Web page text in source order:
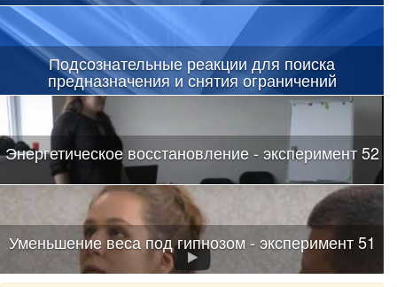
Подсознательные реакции для поиска
предназначения и снятия ограничений
Энергетическое восстановление - эксперимент 52
Уменьшение веса под гипнозом - эксперимент 51